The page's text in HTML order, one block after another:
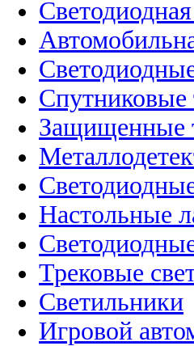
Защищенные
Настольные
Трековые
Светильники
Игровой